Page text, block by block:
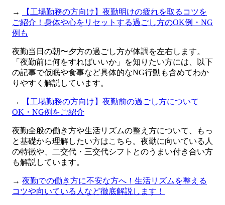
→
【工場勤務の方向け】夜勤明けの疲れを取るコツを
ご紹介！身体や心をリセットする過ごし方のOK例・NG
例も
夜勤当日の朝〜夕方の過ごし方が体調を左右します。
「夜勤前に何をすればいいか」を知りたい方には、以下
の記事で仮眠や食事など具体的なNG行動も含めてわか
りやすく解説しています。
→
【工場勤務の方向け】夜勤前の過ごし方について
OK・NG例をご紹介
夜勤全般の働き方や生活リズムの整え方について、もっ
と基礎から理解したい方はこちら。夜勤に向いている人
の特徴や、二交代・三交代シフトとのうまい付き合い方
も解説しています。
→ 夜勤での働き方に不安な方へ！生活リズムを整える
コツや向いている人など徹底解説します！